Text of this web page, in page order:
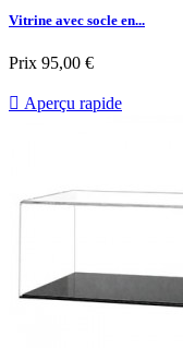
Vitrine avec socle en...
Prix 95,00 €
 Aperçu rapide